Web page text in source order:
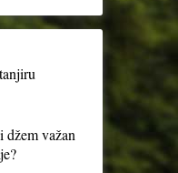
džem važan